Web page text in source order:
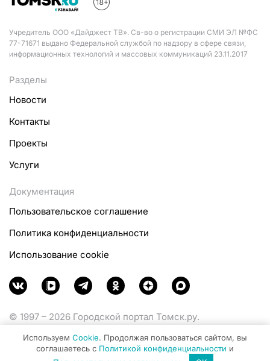
Учредитель ООО «Дайджест ТВ». Св-во о регистрации СМИ ЭЛ №ФС
77-71671 выдано Федеральной службой по надзору в сфере связи,
информационных технологий и массовых коммуникаций 23.11.2017
Разделы
Новости
Контакты
Проекты
Услуги
Документация
Пользовательское соглашение
Политика конфиденциальности
Использование cookie
© 1997 – 2026 Городской портал Томск.ру.
Министерства цифрового развития, связи и массовых
коммуникаций Российской Федерации.
Используем Cookie. Продолжая пользоваться сайтом, вы
соглашаетесь с Политикой конфиденциальности и